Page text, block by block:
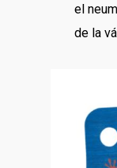
el
de la